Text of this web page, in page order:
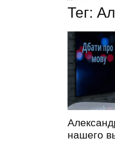
Тег:
нашего